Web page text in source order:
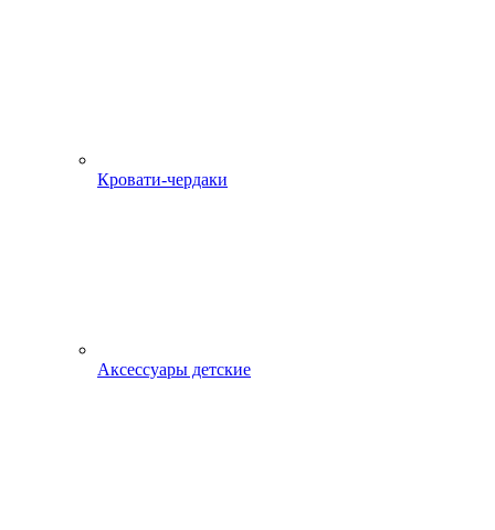
Кровати-чердаки
Аксессуары детские